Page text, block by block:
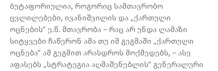
ბუტაფორიულია, როგორიც სამთავრობო
ცვლილებები, ივანიშვილის და „ქართული
ოცნების“ ე.წ. მთავრობა – რაც არ უნდა ლამაზი
სიტყვები ჩაწერონ ამა თუ იმ გეგმაში „ქართული
ოცნება“ ამ გეგმით არასდროს მოქმედებს, – ასე
აფასებს „სტრატეგია აღმაშენებლის“ გენერალური